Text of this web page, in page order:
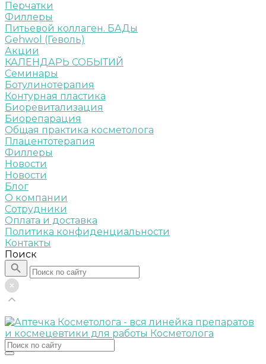
Перчатки
Филлеры
Питьевой коллаген. БАДы
Gehwol (Геволь)
Акции
КАЛЕНДАРЬ СОБЫТИЙ
Семинары
Ботулинотерапия
Контурная пластика
Биоревитализация
Биорепарация
Общая практика косметолога
Плацентотерапия
Филлеры
Новости
Новости
Блог
О компании
Сотрудники
Оплата и доставка
Политика конфиденциальности
Контакты
Поиск